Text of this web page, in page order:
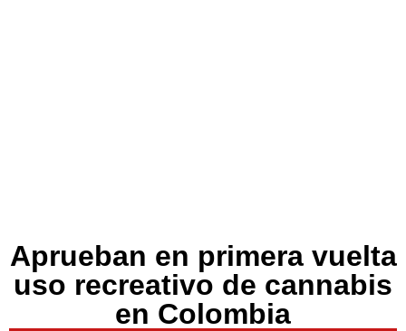
Aprueban en primera vuelta
uso recreativo de cannabis
en Colombia